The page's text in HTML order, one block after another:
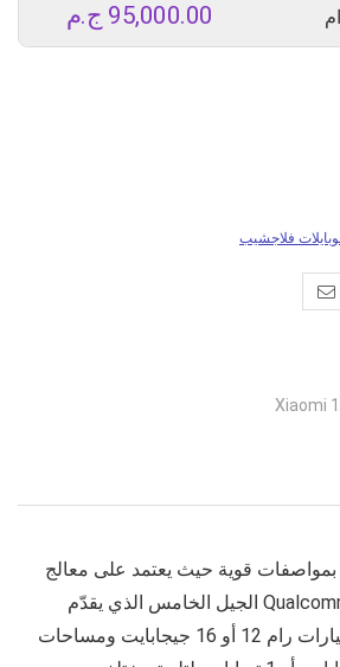
ج.م 95,000.00
فلاجشيب
بمواصفات قوية حيث يعتمد على معالج
Qualcomm Snapdragon 8 Elite الجيل الخامس الذي يقدّم
سرعة واستقرار، مع خيارات رام 12 أو 16 جيجابايت ومساحات